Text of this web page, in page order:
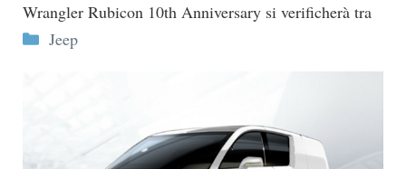
Wrangler Rubicon 10th Anniversary si verificherà tra
Categorie
Jeep